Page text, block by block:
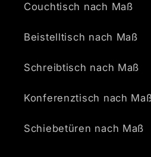
Couchtisch nach Maß
Beistelltisch nach Maß
Schreibtisch nach Maß
Konferenztisch nach
Schiebetüren nach Maß